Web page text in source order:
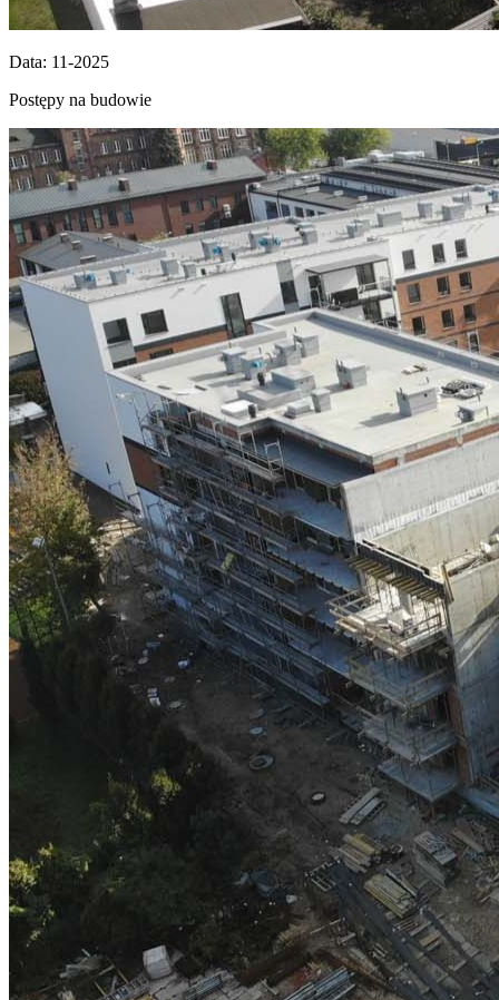
Data: 11-2025
Postępy na budowie